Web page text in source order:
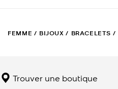
FEMME / BIJOUX / BRACELETS /
Trouver une boutique